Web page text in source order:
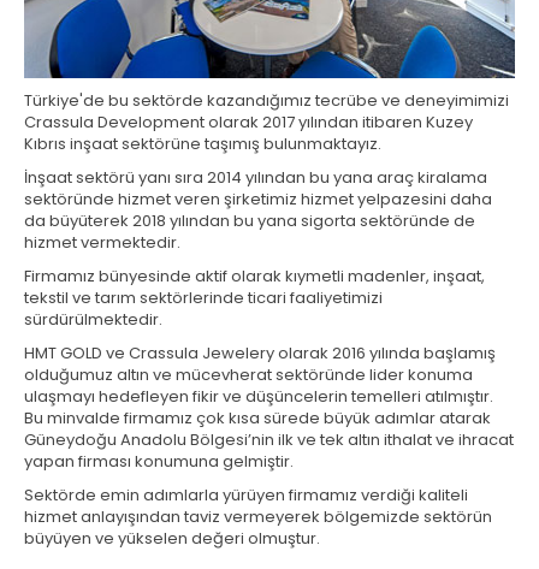
Türkiye'de bu sektörde kazandığımız tecrübe ve deneyimimizi
Crassula Development olarak 2017 yılından itibaren Kuzey
Kıbrıs inşaat sektörüne taşımış bulunmaktayız.
İnşaat sektörü yanı sıra 2014 yılından bu yana araç kiralama
sektöründe hizmet veren şirketimiz hizmet yelpazesini daha
da büyüterek 2018 yılından bu yana sigorta sektöründe de
hizmet vermektedir.
Firmamız bünyesinde aktif olarak kıymetli madenler, inşaat,
tekstil ve tarım sektörlerinde ticari faaliyetimizi
sürdürülmektedir.
HMT GOLD ve Crassula Jewelery olarak 2016 yılında başlamış
olduğumuz altın ve mücevherat sektöründe lider konuma
ulaşmayı hedefleyen fikir ve düşüncelerin temelleri atılmıştır.
Bu minvalde firmamız çok kısa sürede büyük adımlar atarak
Güneydoğu Anadolu Bölgesi’nin ilk ve tek altın ithalat ve ihracat
yapan firması konumuna gelmiştir.
Sektörde emin adımlarla yürüyen firmamız verdiği kaliteli
hizmet anlayışından taviz vermeyerek bölgemizde sektörün
büyüyen ve yükselen değeri olmuştur.